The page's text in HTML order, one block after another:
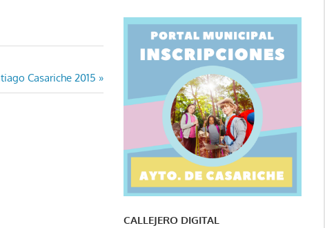
Casariche 2015
CALLEJERO DIGITAL